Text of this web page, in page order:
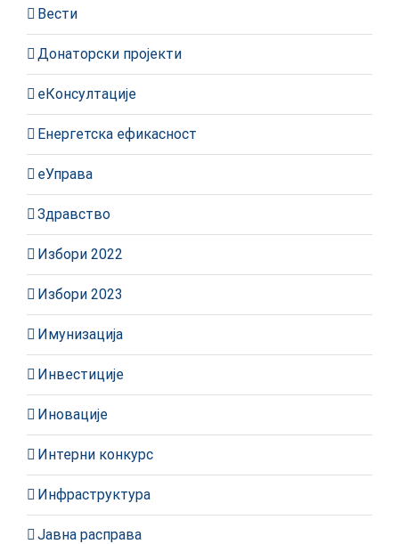
Вести
Донаторски пројекти
еКонсултације
Енергетска ефикасност
еУправа
Здравство
Избори 2022
Избори 2023
Имунизација
Инвестиције
Иновације
Интерни конкурс
Инфраструктура
Јавна расправа